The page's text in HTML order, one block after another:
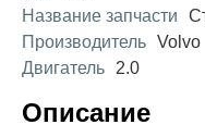
Название запчасти
Производитель Volvo
Двигатель
2.0
Описание